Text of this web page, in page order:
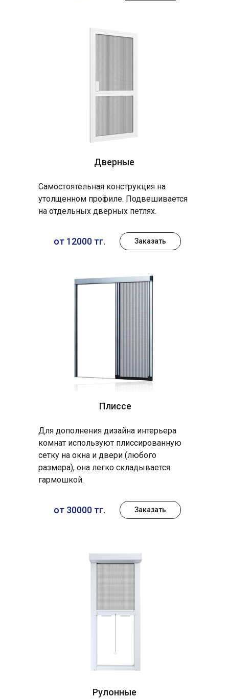
Дверные
Плиссе
Самостоятельная конструкция на
утолщенном профиле. Подвешивается
на отдельных дверных петлях.
Для дополнения дизайна интерьера
комнат используют плиссированную
сетку на окна и двери (любого
размера), она легко складывается
гармошкой.
от 12000 тг.
от 30000 тг.
Заказать
Заказать
Рулонные